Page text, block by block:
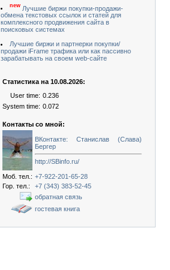
new Лучшие биржи покупки-продажи-
обмена текстовых ссылок и статей для
комплексного продвижения сайта в
поисковых системах
Лучшие биржи и партнерки покупки/
продажи iFrame трафика или как пассивно
зарабатывать на своем web-сайте
Статистика на 10.08.2026:
User time: 0.236
System time: 0.072
Контакты со мной:
ВКонтакте: Станислав (Слава)
Бергер
http://SBinfo.ru/
Моб. тел.: +7-922-201-65-28
Гор. тел.:
+7 (343) 383-52-45
обратная связь
гостевая книга